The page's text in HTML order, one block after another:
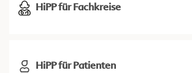
HiPP für Fachkreise
HiPP für Patienten